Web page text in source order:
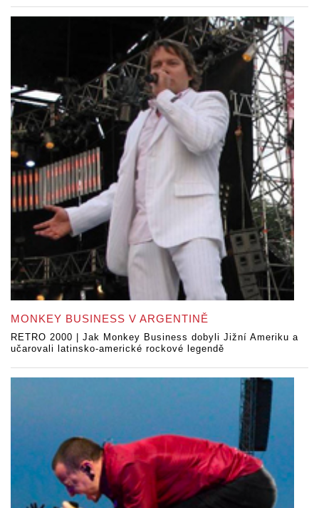
MONKEY BUSINESS V ARGENTINĚ
RETRO 2000 | Jak Monkey Business dobyli Jižní Ameriku a
učarovali latinsko-americké rockové legendě